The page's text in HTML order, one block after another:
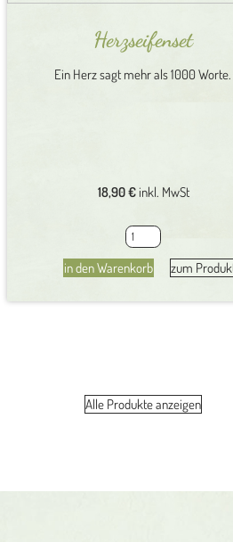
Herzseifenset
Ein Herz sagt mehr als 1000 Worte.
18,90€inkl. MwSt
Herzseifenset
Menge
in den Warenkorb
zum
Alle Produkte anzeigen